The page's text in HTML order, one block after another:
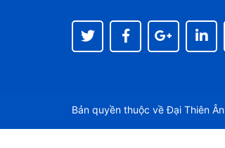
Bản quyền thuộc vềĐại Thiên Ân